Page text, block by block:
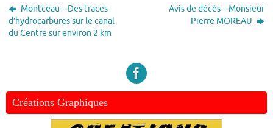
Montceau – Des traces
d’hydrocarbures sur le canal
du Centre sur environ 2 km
Avis de décès – Monsieur
Pierre MOREAU
Créations Graphiques